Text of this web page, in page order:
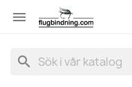

search